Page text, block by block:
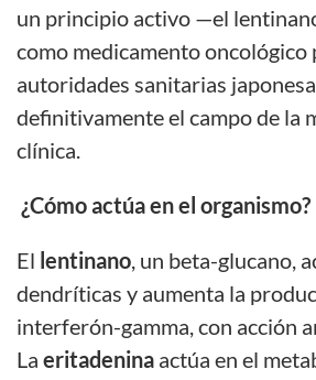
un principio activo —el
como medicamento oncológico
autoridades sanitarias
definitivamente el campo de la
clínica.
¿Cómo actúa en el organismo?
El lentinano, un beta-glucano,
dendríticas y aumenta la
interferón-gamma, con acción
La eritadenina actúa en el